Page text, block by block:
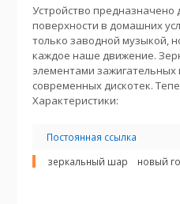
Устройство
поверхности в домашних
только заводной музыкой,
каждое наше движение.
элементами
современных дискотек.
Характеристики:
Постоянная ссылка
зеркальный шар
новый